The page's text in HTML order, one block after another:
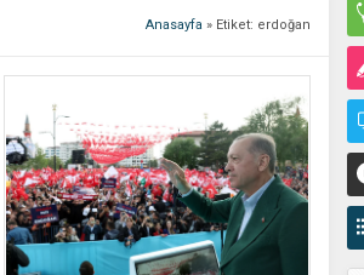
Anasayfa » Etiket: erdoğan